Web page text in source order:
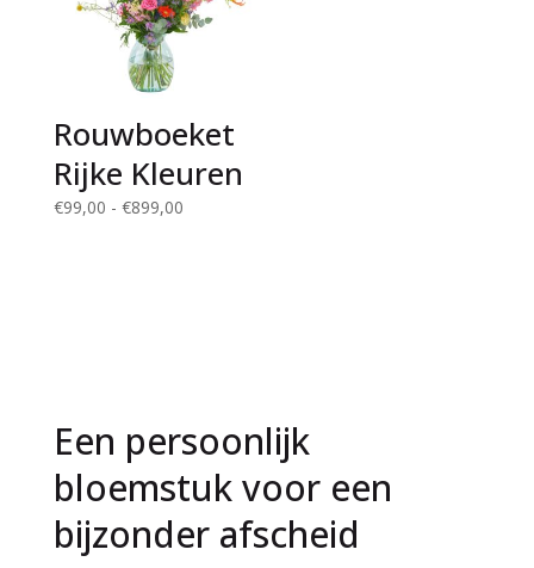
Rouwboeket
Rijke Kleuren
€99,00 - €899,00Prijsklasse:
Een persoonlijk
bloemstuk voor een
bijzonder afscheid